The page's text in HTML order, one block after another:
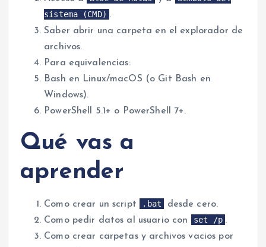
sistema (CMD) .
Saber abrir una carpeta en el explorador de
archivos.
Para equivalencias:
Bash en Linux/macOS (o Git Bash en
Windows).
PowerShell 5.1+ o PowerShell 7+.
Qué vas a
aprender
Como crear un script .bat
desde cero.
Como pedir datos al usuario con
set /p .
Como crear carpetas y archivos vacios por